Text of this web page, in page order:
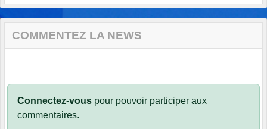
COMMENTEZ LA NEWS
Connectez-vous pour pouvoir participer aux
commentaires.